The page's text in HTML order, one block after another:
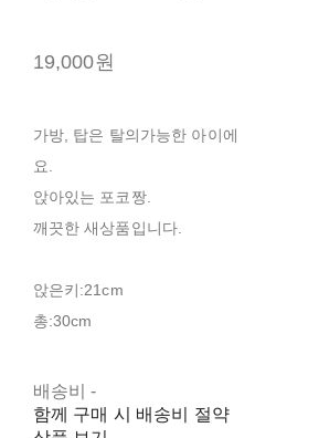
19,000원
가방, 탑은 탈의가능한 아이에
요.
앉아있는 포코짱.
깨끗한 새상품입니다.
앉은키:21cm
총:30cm
배송비-
함께 구매 시 배송비 절약